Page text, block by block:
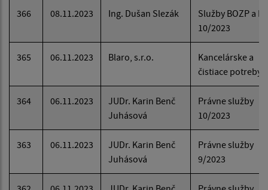
366 08.11.2023 Ing. Dušan Slezák
Služby BOZP a
10/2023
365 06.11.2023 Blaro, s.r.o.
Kancelárske a
čistiace potreby
364 06.11.2023
JUDr. Karin Benč
Juhásová
Právne služby
10/2023
363 06.11.2023
JUDr. Karin Benč
Juhásová
Právne služby
9/2023